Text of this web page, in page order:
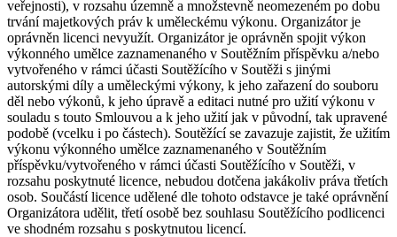
veřejnosti), v rozsahu územně a množstevně neomezeném po dobu
trvání majetkových práv k uměleckému výkonu. Organizátor je
oprávněn licenci nevyužít. Organizátor je oprávněn spojit výkon
výkonného umělce zaznamenaného v Soutěžním příspěvku a/nebo
vytvořeného v rámci účasti Soutěžícího v Soutěži s jinými
autorskými díly a uměleckými výkony, k jeho zařazení do souboru
děl nebo výkonů, k jeho úpravě a editaci nutné pro užití výkonu v
souladu s touto Smlouvou a k jeho užití jak v původní, tak upravené
podobě (vcelku i po částech). Soutěžící se zavazuje zajistit, že užitím
výkonu výkonného umělce zaznamenaného v Soutěžním
příspěvku/vytvořeného v rámci účasti Soutěžícího v Soutěži, v
rozsahu poskytnuté licence, nebudou dotčena jakákoliv práva třetích
osob. Součástí licence udělené dle tohoto odstavce je také oprávnění
Organizátora udělit, třetí osobě bez souhlasu Soutěžícího podlicenci
ve shodném rozsahu s poskytnutou licencí.